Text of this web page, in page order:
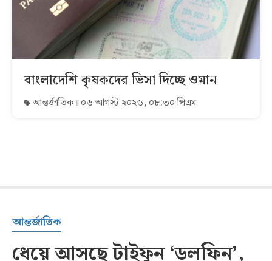
বাংলাদেশি কৃষকদের ভিসা দিচ্ছে ওমান
আন্তর্জাতিক ০৬ আগস্ট ২০২৬, ০৮:৩০ পিএম
আন্তর্জাতিক
ধেয়ে আসছে টাইফুন ‘ডলফিন’,